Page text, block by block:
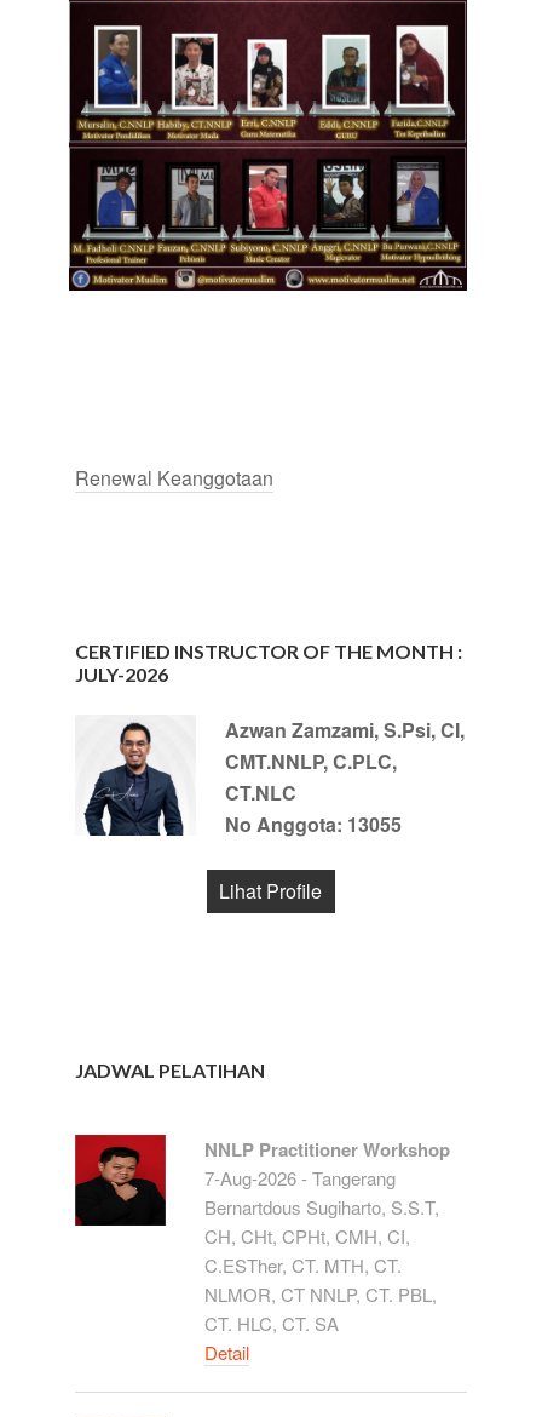
Renewal Keanggotaan
CERTIFIED INSTRUCTOR OF THE MONTH :
JULY-2026
Azwan Zamzami, S.Psi, CI,
CMT.NNLP, C.PLC,
CT.NLC
No Anggota: 13055
Lihat Profile
JADWAL PELATIHAN
NNLP Practitioner Workshop
7-Aug-2026 - Tangerang
Bernartdous Sugiharto, S.S.T,
CH, CHt, CPHt, CMH, CI,
C.ESTher, CT. MTH, CT.
NLMOR, CT NNLP, CT. PBL,
CT. HLC, CT. SA
Detail